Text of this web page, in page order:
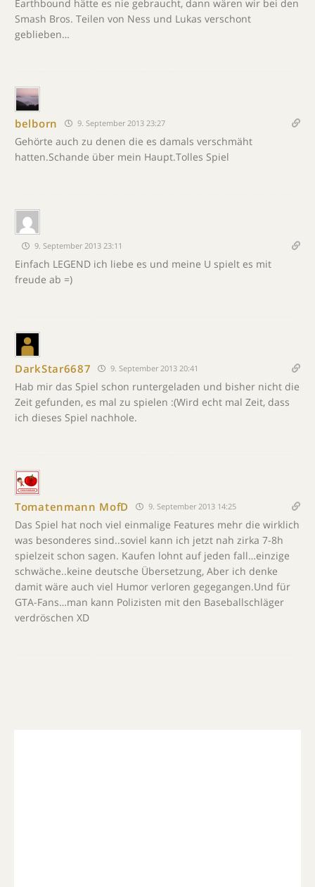
Earthbound hätte es nie gebraucht, dann wären wir bei den
Smash Bros. Teilen von Ness und Lukas verschont
geblieben…
belborn 9. September 2013 23:27
Gehörte auch zu denen die es damals verschmäht
hatten.Schande über mein Haupt.Tolles Spiel
9. September 2013 23:11
Einfach LEGEND ich liebe es und meine U spielt es mit
freude ab =)
DarkStar6687 9. September 2013 20:41
Hab mir das Spiel schon runtergeladen und bisher nicht die
Zeit gefunden, es mal zu spielen :(Wird echt mal Zeit, dass
ich dieses Spiel nachhole.
Tomatenmann MofD 9. September 2013 14:25
Das Spiel hat noch viel einmalige Features mehr die wirklich
was besonderes sind..soviel kann ich jetzt nah zirka 7-8h
spielzeit schon sagen. Kaufen lohnt auf jeden fall…einzige
schwäche..keine deutsche Übersetzung, Aber ich denke
damit wäre auch viel Humor verloren gegegangen.Und für
GTA-Fans…man kann Polizisten mit den Baseballschläger
verdröschen XD